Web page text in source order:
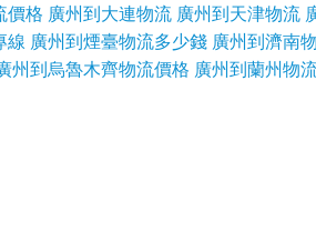
價格 廣州到大連物流 廣州到天津物流
線 廣州到煙臺物流多少錢 廣州到濟南
州到烏魯木齊物流價格 廣州到蘭州物